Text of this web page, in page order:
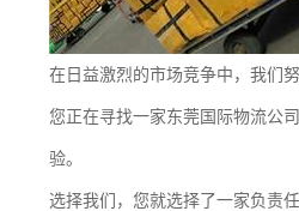
在日益激烈的市场竞争中，我们
您正在寻找一家东莞国际物流公
验。
选择我们，您就选择了一家负责